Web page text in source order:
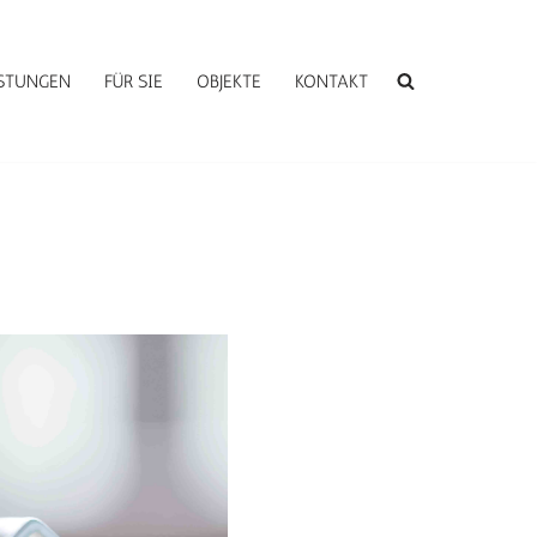
FÜR SIE OBJEKTE KONTAKT